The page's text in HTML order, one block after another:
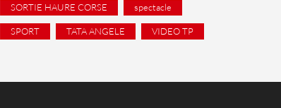
SORTIE HAURE CORSE spectacle
SPORT TATA ANGELE VIDEO TP